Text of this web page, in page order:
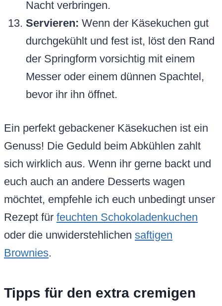
Nacht verbringen.
Servieren: Wenn der Käsekuchen gut
durchgekühlt und fest ist, löst den Rand
der Springform vorsichtig mit einem
Messer oder einem dünnen Spachtel,
bevor ihr ihn öffnet.
Ein perfekt gebackener Käsekuchen ist ein
Genuss! Die Geduld beim Abkühlen zahlt
sich wirklich aus. Wenn ihr gerne backt und
euch auch an andere Desserts wagen
möchtet, empfehle ich euch unbedingt unser
Rezept für feuchten Schokoladenkuchen
oder die unwiderstehlichen saftigen
Brownies.
Tipps für den extra cremigen